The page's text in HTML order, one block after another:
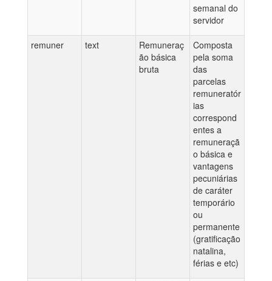
semanal do
servidor
remuner text
Remuneraç
ão básica
bruta
Composta
pela soma
das
parcelas
remuneratór
ias
correspond
entes a
remuneraçã
o básica e
vantagens
pecuniárias
de caráter
temporário
ou
permanente
(gratificação
natalina,
férias e etc)